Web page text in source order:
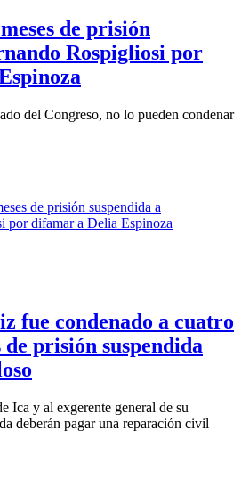
de prisión
Rospigliosi por
del Congreso, no lo pueden condenar
fue condenado a cuatro
de prisión suspendida
Ica y al exgerente general de su
deberán pagar una reparación civil